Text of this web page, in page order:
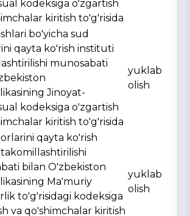
kodeksiga o'zgartish
kiritish to'g'risida
bo'yicha sud
qayta ko'rish instituti
munosabati
Jinoyat-
kodeksiga o'zgartish
kiritish to'g'risida
yuklab
olish
qayta ko'rish
bilan O'zbekiston
Ma'muriy
to'g'risidagi kodeksiga
va qo'shimchalar kiritish
yuklab
olish